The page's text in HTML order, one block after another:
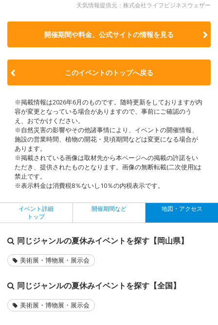
天気情報提供元：株式会社ライフビジネスウェザー
開催期間や料金、公式サイトの情報を見る
このイベントのトップへ戻る
※掲載情報は2026年6月のものです。随時更新をしておりますが内
容が変更となっている場合がありますので、事前にご確認のう
え、おでかけください。
※自然災害の影響やその他諸事情により、イベントの開催情報、
施設の営業時間、植物の開花・見頃期間などは変更になる場合が
あります。
※掲載されている画像は取材先から本ページへの掲載の許諾をい
ただき、提供されたものとなります。画像の無断転載(二次使用)は
禁止です。
※表示料金は消費税8％ないし10％の内税表示です。
イベント詳細
トップ
開催期間など 地図・アクセス
同じジャンルの夏休みイベントを探す【岡山県】
美術展・博物展・展示会
同じジャンルの夏休みイベントを探す【全国】
美術展・博物展・展示会